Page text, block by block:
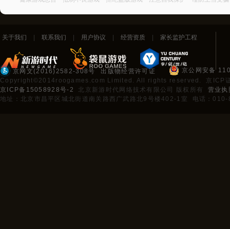
关于我们 联系我们 用户协议 经营资质 家长监护工程
京网文(2016)2582-308号 出版物经营许可证
京公网安备
Copyright©2014roogames.com Limited. All rights reserved. 京ICP
京ICP备15058928号-2
北京新游时代网络技术有限公司 版权所有 营业执
地址：北京市昌平区城北街道南关路西广武路北9号楼402-1室 电话：